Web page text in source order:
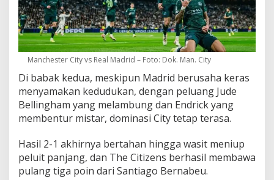
Manchester City vs Real Madrid – Foto: Dok. Man. City
Di babak kedua, meskipun Madrid berusaha keras
menyamakan kedudukan, dengan peluang Jude
Bellingham yang melambung dan Endrick yang
membentur mistar, dominasi City tetap terasa.
Hasil 2-1 akhirnya bertahan hingga wasit meniup
peluit panjang, dan The Citizens berhasil membawa
pulang tiga poin dari Santiago Bernabeu.